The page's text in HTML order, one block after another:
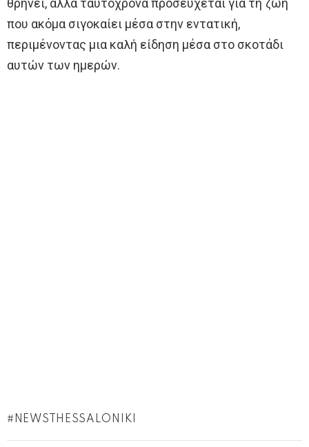
θρηνεί, αλλά ταυτόχρονα προσεύχεται για τη ζωή
που ακόμα σιγοκαίει μέσα στην εντατική,
περιμένοντας μια καλή είδηση μέσα στο σκοτάδι
αυτών των ημερών.
NEWSTHESSALONIKI